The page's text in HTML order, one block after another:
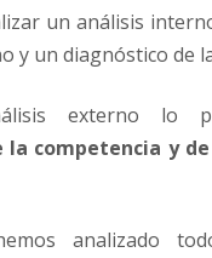
un análisis
y un diagnóstico de
externo lo
la competencia y
analizado